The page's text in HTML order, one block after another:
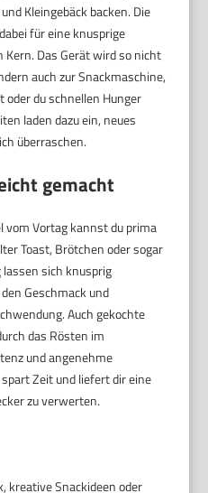
Kleingebäck backen. Die
für eine knusprige
Das Gerät wird so nicht
auch zur Snackmaschine,
du schnellen Hunger
laden dazu ein, neues
überraschen.
gemacht
vom Vortag kannst du prima
Toast, Brötchen oder sogar
sich knusprig
Geschmack und
Auch gekochte
das Rösten im
und angenehme
Zeit und liefert dir eine
zu verwerten.
kreative Snackideen oder